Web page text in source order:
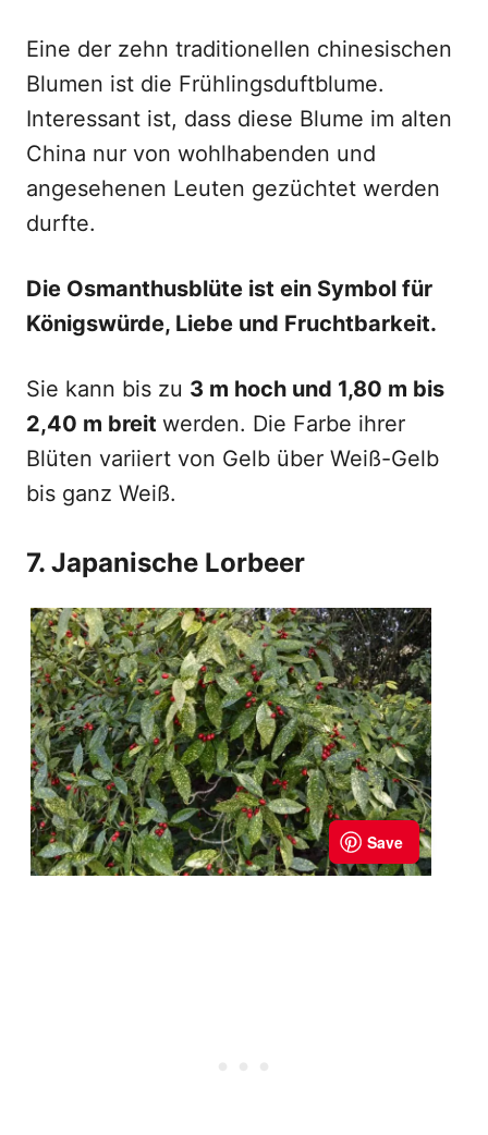
Eine der zehn traditionellen chinesischen
Blumen ist die Frühlingsduftblume.
Interessant ist, dass diese Blume im alten
China nur von wohlhabenden und
angesehenen Leuten gezüchtet werden
durfte.
Die Osmanthusblüte ist ein Symbol für
Königswürde, Liebe und Fruchtbarkeit.
Sie kann bis zu 3 m hoch und 1,80 m bis
2,40 m breit werden. Die Farbe ihrer
Blüten variiert von Gelb über Weiß-Gelb
bis ganz Weiß.
7. Japanische Lorbeer